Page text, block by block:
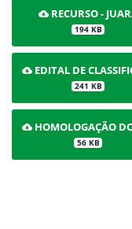
RECURSO -
194 KB
EDITAL DE
241 KB
HOMOLOGAÇÃO DO PROCESSO
56 KB